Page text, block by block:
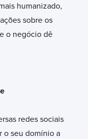
humanizado,
sobre os
o negócio dê
redes sociais
o seu domínio a